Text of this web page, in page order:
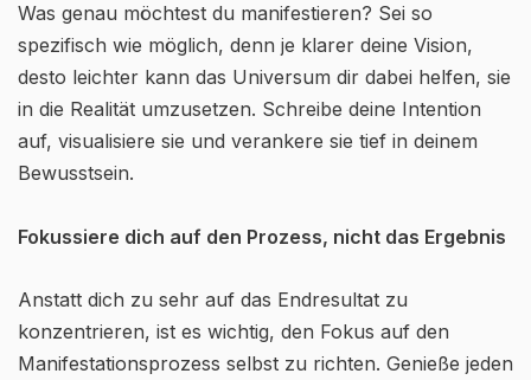
Was genau möchtest du manifestieren? Sei so
spezifisch wie möglich, denn je klarer deine Vision,
desto leichter kann das Universum dir dabei helfen, sie
in die Realität umzusetzen. Schreibe deine Intention
auf, visualisiere sie und verankere sie tief in deinem
Bewusstsein.
Fokussiere dich auf den Prozess, nicht das Ergebnis
Anstatt dich zu sehr auf das Endresultat zu
konzentrieren, ist es wichtig, den Fokus auf den
Manifestationsprozess selbst zu richten. Genieße jeden